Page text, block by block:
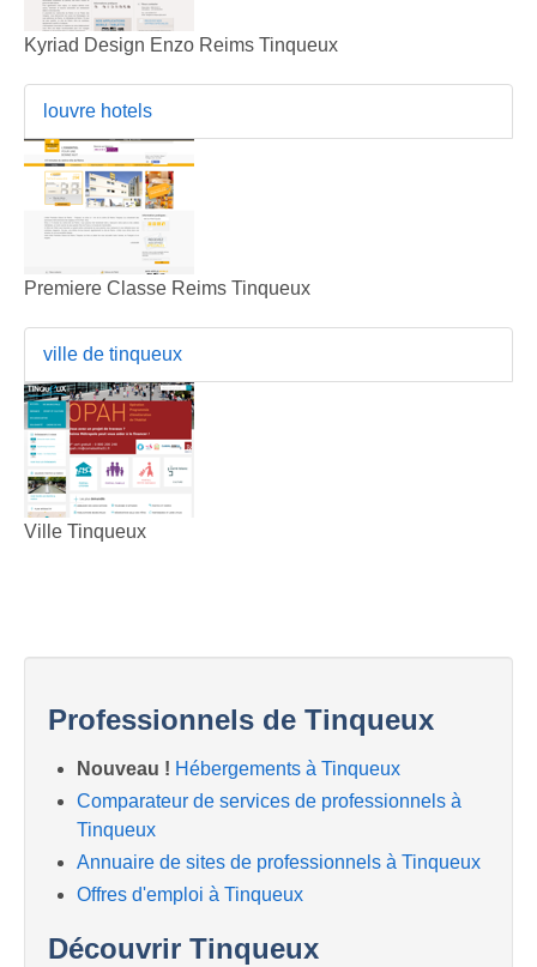
Kyriad Design Enzo Reims Tinqueux
louvre hotels
Premiere Classe Reims Tinqueux
ville de tinqueux
Ville Tinqueux
Professionnels de Tinqueux
Nouveau ! Hébergements à Tinqueux
Comparateur de services de professionnels à
Tinqueux
Annuaire de sites de professionnels à Tinqueux
Offres d'emploi à Tinqueux
Découvrir Tinqueux